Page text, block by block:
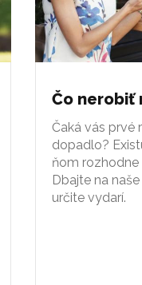
Čo nerobiť
Čaká vás prvé
dopadlo?
ňom rozhodne
Dbajte na
určite vydarí.